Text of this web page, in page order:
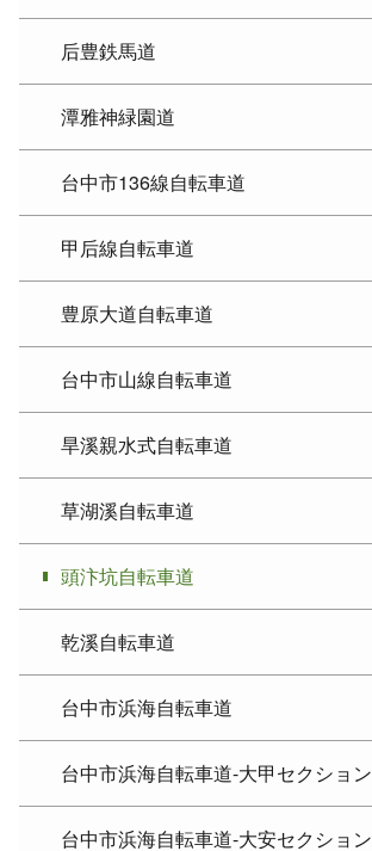
后豊鉄馬道
潭雅神緑園道
台中市136線自転車道
甲后線自転車道
豊原大道自転車道
台中市山線自転車道
旱溪親水式自転車道
草湖溪自転車道
頭汴坑自転車道
乾溪自転車道
台中市浜海自転車道
台中市浜海自転車道-大甲セクション
台中市浜海自転車道-大安セクション